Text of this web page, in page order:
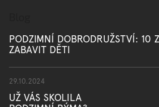
PODZIMNÍ DOBRODRUŽSTVÍ: 10
ZABAVIT DĚTI
29.10.2024
UŽ VÁS SKOLILA